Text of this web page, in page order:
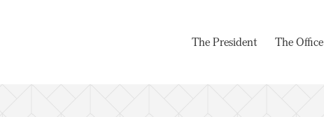
The President The Office